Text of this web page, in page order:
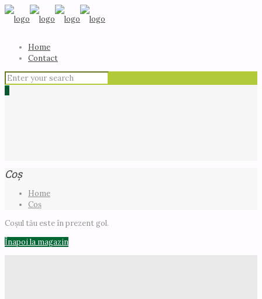
Home
Contact
0
Coș
Home
Coș
Coșul tău este în prezent gol.
Înapoi la magazin